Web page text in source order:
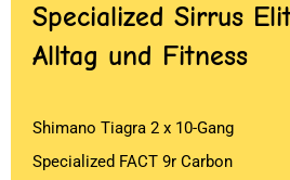
Specialized Sirrus
Alltag und Fitness
Shimano Tiagra 2 x 10-Gang
Specialized FACT 9r Carbon